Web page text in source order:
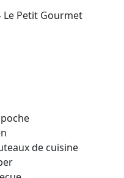
Le Petit Gourmet
de cuisine